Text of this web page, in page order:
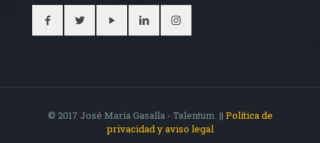
© 2017 José María Gasalla - Talentum. || Política de
privacidad y aviso legal